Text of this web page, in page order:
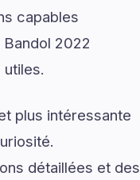
capables
2022
plus intéressante
détaillées et des